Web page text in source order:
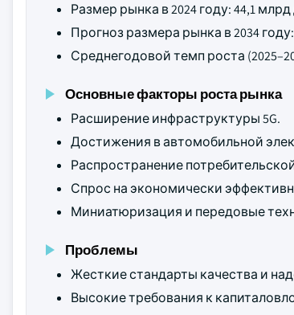
Размер рынка в 2024 году: 44,1
Прогноз размера рынка в 2034
Среднегодовой темп роста
Основные факторы роста рынка
Расширение инфраструктуры 5G.
Достижения в автомобильной
Распространение
Спрос на экономически
Миниатюризация и передовые
Проблемы
Жесткие стандарты качества и
Высокие требования к